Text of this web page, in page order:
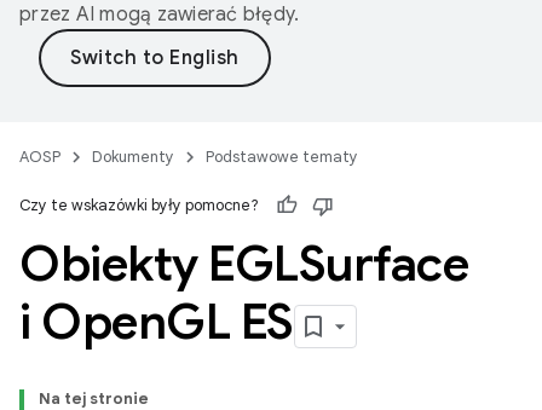
przez AI mogą zawierać błędy.
AOSP Dokumenty Podstawowe tematy
Czy te wskazówki były pomocne?
Obiekty EGLSurface
i OpenGL ES
Na tej stronie